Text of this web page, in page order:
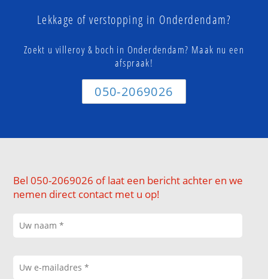
Lekkage of verstopping in Onderdendam?
Zoekt u villeroy & boch in Onderdendam? Maak nu een
afspraak!
050-2069026
Bel 050-2069026 of laat een bericht achter en we
nemen direct contact met u op!